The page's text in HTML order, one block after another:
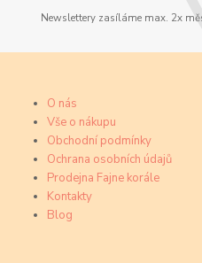
Newslettery zasíláme max. 2x
O nás
Vše o nákupu
Obchodní podmínky
Ochrana osobních údajů
Prodejna Fajne korále
Kontakty
Blog